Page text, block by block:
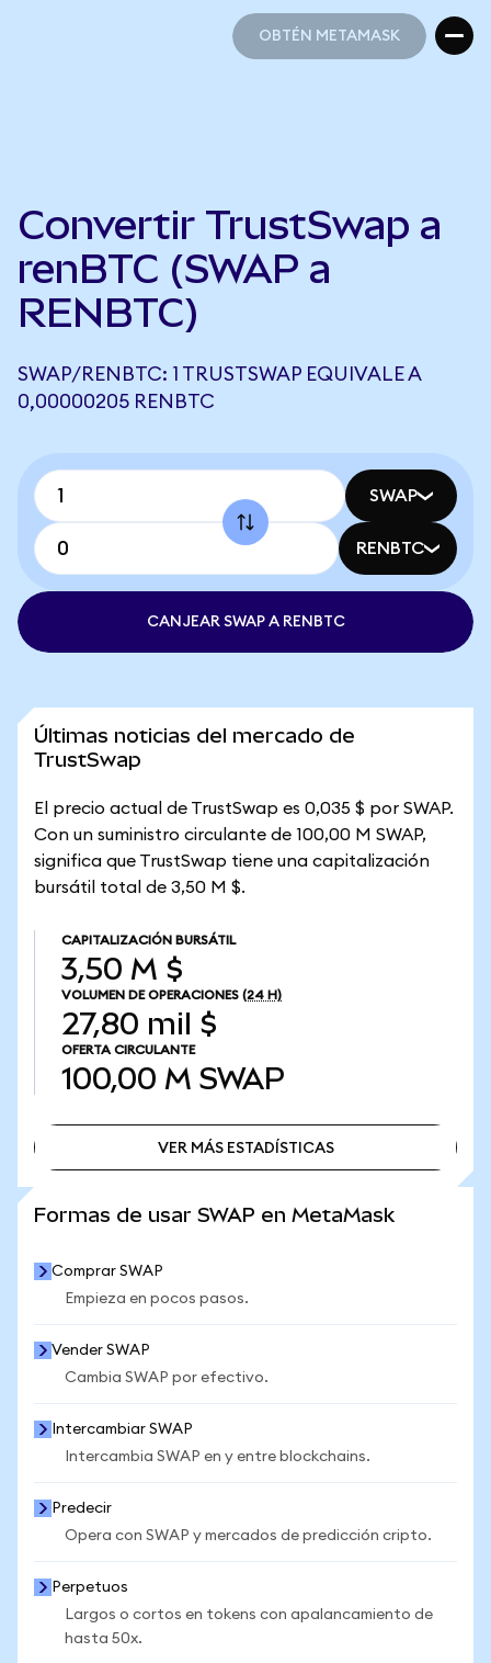
OBTÉN METAMASK
Convertir TrustSwap a
renBTC (SWAP a
RENBTC)
SWAP/RENBTC: 1 TRUSTSWAP EQUIVALE A
0,00000205 RENBTC
SWAP
RENBTC
CANJEAR SWAP A RENBTC
Últimas noticias del mercado de
TrustSwap
El precio actual de TrustSwap es 0,035 $ por SWAP.
Con un suministro circulante de 100,00 M SWAP,
significa que TrustSwap tiene una capitalización
bursátil total de 3,50 M $.
CAPITALIZACIÓN BURSÁTIL
3,50 M $
VOLUMEN DE OPERACIONES (24 H)
27,80 mil $
OFERTA CIRCULANTE
100,00 M SWAP
VER MÁS ESTADÍSTICAS
Formas de usar SWAP en MetaMask
Comprar SWAP
Empieza en pocos pasos.
Vender SWAP
Cambia SWAP por efectivo.
Intercambiar SWAP
Intercambia SWAP en y entre blockchains.
Predecir
Opera con SWAP y mercados de predicción cripto.
Perpetuos
Largos o cortos en tokens con apalancamiento de
hasta 50x.